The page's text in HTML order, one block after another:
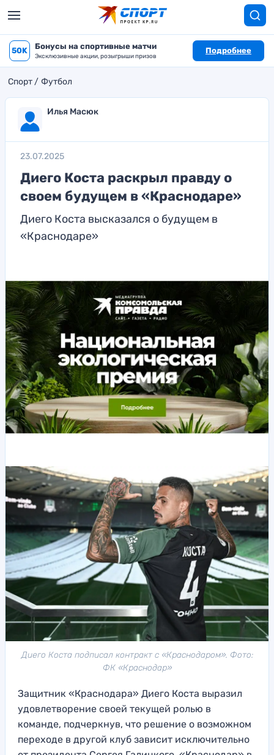
50K Бонусы на спортивные матчи
Эксклюзивные акции, розыгрыши призов
Подробнее
Спорт Футбол
Илья Масюк
23.07.2025
Диего Коста раскрыл правду о
своем будущем в «Краснодаре»
Диего Коста высказался о будущем в
«Краснодаре»
Диего Коста подписал контракт с «Краснодаром». Фото:
ФК «Краснодар»
Защитник «Краснодара» Диего Коста выразил
удовлетворение своей текущей ролью в
команде, подчеркнув, что решение о возможном
переходе в другой клуб зависит исключительно